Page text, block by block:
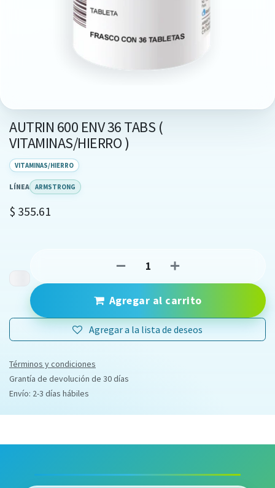
AUTRIN 600 ENV 36 TABS (
VITAMINAS/HIERRO )
VITAMINAS/HIERRO
LÍNEA ARMSTRONG
$ 355.61
Agregar al carrito
Agregar a la lista de deseos
Términos y condiciones
Grantía de devolución de 30 días
Envío: 2-3 días hábiles